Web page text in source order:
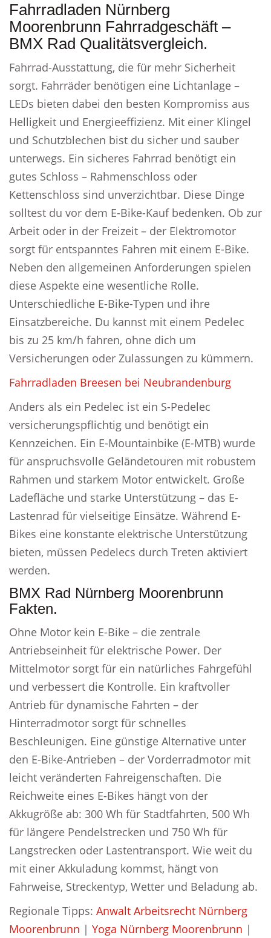
Fahrradladen Nürnberg
Moorenbrunn Fahrradgeschäft –
BMX Rad Qualitätsvergleich.
Fahrrad-Ausstattung, die für mehr Sicherheit
sorgt. Fahrräder benötigen eine Lichtanlage –
LEDs bieten dabei den besten Kompromiss aus
Helligkeit und Energieeffizienz. Mit einer Klingel
und Schutzblechen bist du sicher und sauber
unterwegs. Ein sicheres Fahrrad benötigt ein
gutes Schloss – Rahmenschloss oder
Kettenschloss sind unverzichtbar. Diese Dinge
solltest du vor dem E-Bike-Kauf bedenken. Ob zur
Arbeit oder in der Freizeit – der Elektromotor
sorgt für entspanntes Fahren mit einem E-Bike.
Neben den allgemeinen Anforderungen spielen
diese Aspekte eine wesentliche Rolle.
Unterschiedliche E-Bike-Typen und ihre
Einsatzbereiche. Du kannst mit einem Pedelec
bis zu 25 km/h fahren, ohne dich um
Versicherungen oder Zulassungen zu kümmern.
Fahrradladen Breesen bei Neubrandenburg
Anders als ein Pedelec ist ein S-Pedelec
versicherungspflichtig und benötigt ein
Kennzeichen. Ein E-Mountainbike (E-MTB) wurde
für anspruchsvolle Geländetouren mit robustem
Rahmen und starkem Motor entwickelt. Große
Ladefläche und starke Unterstützung – das E-
Lastenrad für vielseitige Einsätze. Während E-
Bikes eine konstante elektrische Unterstützung
bieten, müssen Pedelecs durch Treten aktiviert
werden.
BMX Rad Nürnberg Moorenbrunn
Fakten.
Ohne Motor kein E-Bike – die zentrale
Antriebseinheit für elektrische Power. Der
Mittelmotor sorgt für ein natürliches Fahrgefühl
und verbessert die Kontrolle. Ein kraftvoller
Antrieb für dynamische Fahrten – der
Hinterradmotor sorgt für schnelles
Beschleunigen. Eine günstige Alternative unter
den E-Bike-Antrieben – der Vorderradmotor mit
leicht veränderten Fahreigenschaften. Die
Reichweite eines E-Bikes hängt von der
Akkugröße ab: 300 Wh für Stadtfahrten, 500 Wh
für längere Pendelstrecken und 750 Wh für
Langstrecken oder Lastentransport. Wie weit du
mit einer Akkuladung kommst, hängt von
Fahrweise, Streckentyp, Wetter und Beladung ab.
Regionale Tipps: Anwalt Arbeitsrecht Nürnberg
Moorenbrunn | Yoga Nürnberg Moorenbrunn |